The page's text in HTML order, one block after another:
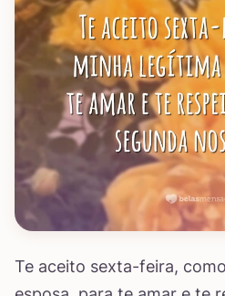
Te aceito sexta-feira,